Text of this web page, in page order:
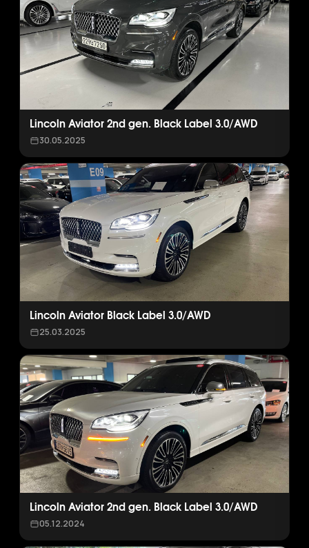
Lincoln Aviator 2nd gen. Black Label 3.0/AWD
30.05.2025
Lincoln Aviator Black Label 3.0/AWD
25.03.2025
Lincoln Aviator 2nd gen. Black Label 3.0/AWD
05.12.2024